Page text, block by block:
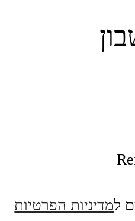
מדיניות הפרטיות